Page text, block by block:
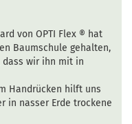
von OPTI Flex ® hat
Baumschule gehalten,
dass wir ihn mit in
Handrücken hilft uns
in nasser Erde trockene